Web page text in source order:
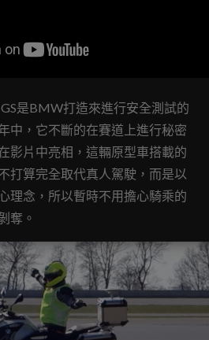
是BMW打造來進行安全測試的
中，它不斷的在賽道上進行秘密
影片中亮相，這輛原型車搭載的
打算完全取代真人駕駛，而是以
理念，所以暫時不用擔心騎乘的
奪。